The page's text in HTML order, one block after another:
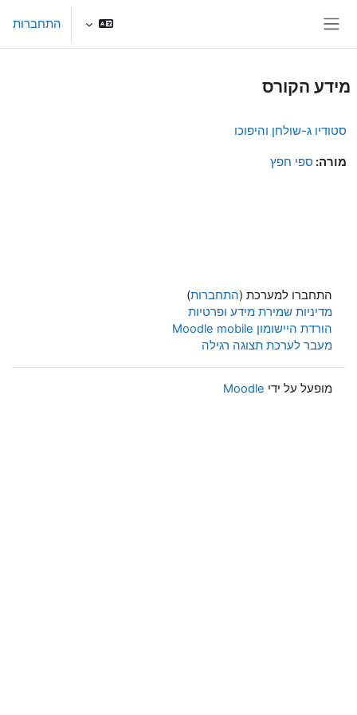
התחברות
מידע הקורס
סטודיו ג-שולחן והיפוכו
מורה: ספי חפץ
התחברו למערכת (התחברות)
מדיניות שמירת מידע ופרטיות
הורדת היישומון Moodle mobile
מעבר לערכת תצוגה רגילה
מופעל על ידי Moodle